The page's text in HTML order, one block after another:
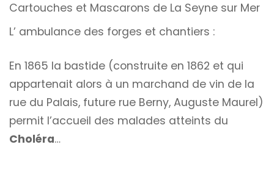
Cartouches et Mascarons de La Seyne sur Mer
L’ ambulance des forges et chantiers :
En 1865 la bastide (construite en 1862 et qui
appartenait alors à un marchand de vin de la
rue du Palais, future rue Berny, Auguste Maurel)
permit l’accueil des malades atteints du
Choléra…